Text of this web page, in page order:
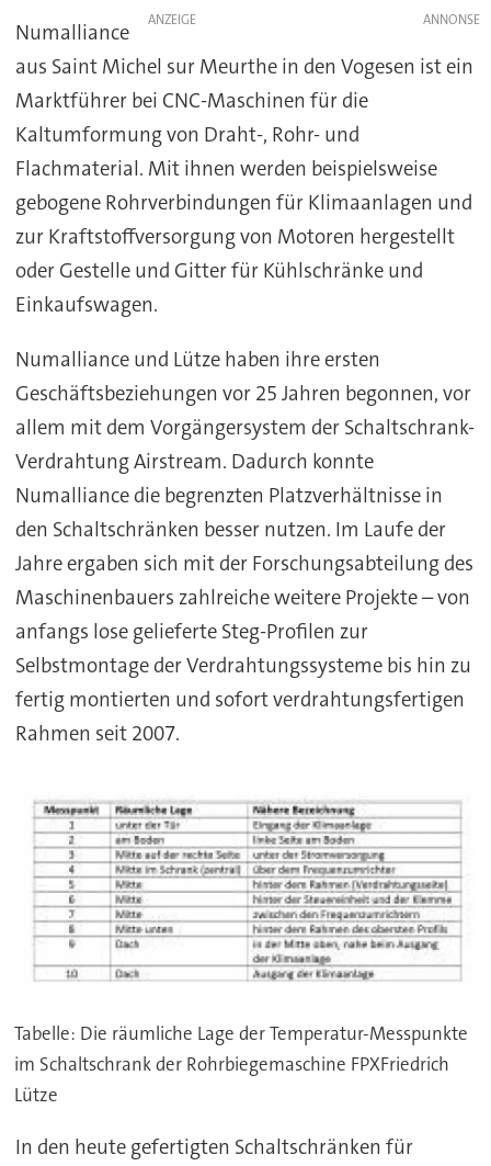
ANZEIGE
Numalliance
aus Saint Michel sur Meurthe in den Vogesen ist ein
Marktführer bei CNC-Maschinen für die
Kaltumformung von Draht-, Rohr- und
Flachmaterial. Mit ihnen werden beispielsweise
gebogene Rohrverbindungen für Klimaanlagen und
zur Kraftstoffversorgung von Motoren hergestellt
oder Gestelle und Gitter für Kühlschränke und
Einkaufswagen.
Numalliance und Lütze haben ihre ersten
Geschäftsbeziehungen vor 25 Jahren begonnen, vor
allem mit dem Vorgängersystem der Schaltschrank-
Verdrahtung Airstream. Dadurch konnte
Numalliance die begrenzten Platzverhältnisse in
den Schaltschränken besser nutzen. Im Laufe der
Jahre ergaben sich mit der Forschungsabteilung des
Maschinenbauers zahlreiche weitere Projekte – von
anfangs lose gelieferte Steg-Profilen zur
Selbstmontage der Verdrahtungssysteme bis hin zu
fertig montierten und sofort verdrahtungsfertigen
Rahmen seit 2007.
Tabelle: Die räumliche Lage der Temperatur-Messpunkte
im Schaltschrank der Rohrbiegemaschine FPXFriedrich
Lütze
In den heute gefertigten Schaltschränken für